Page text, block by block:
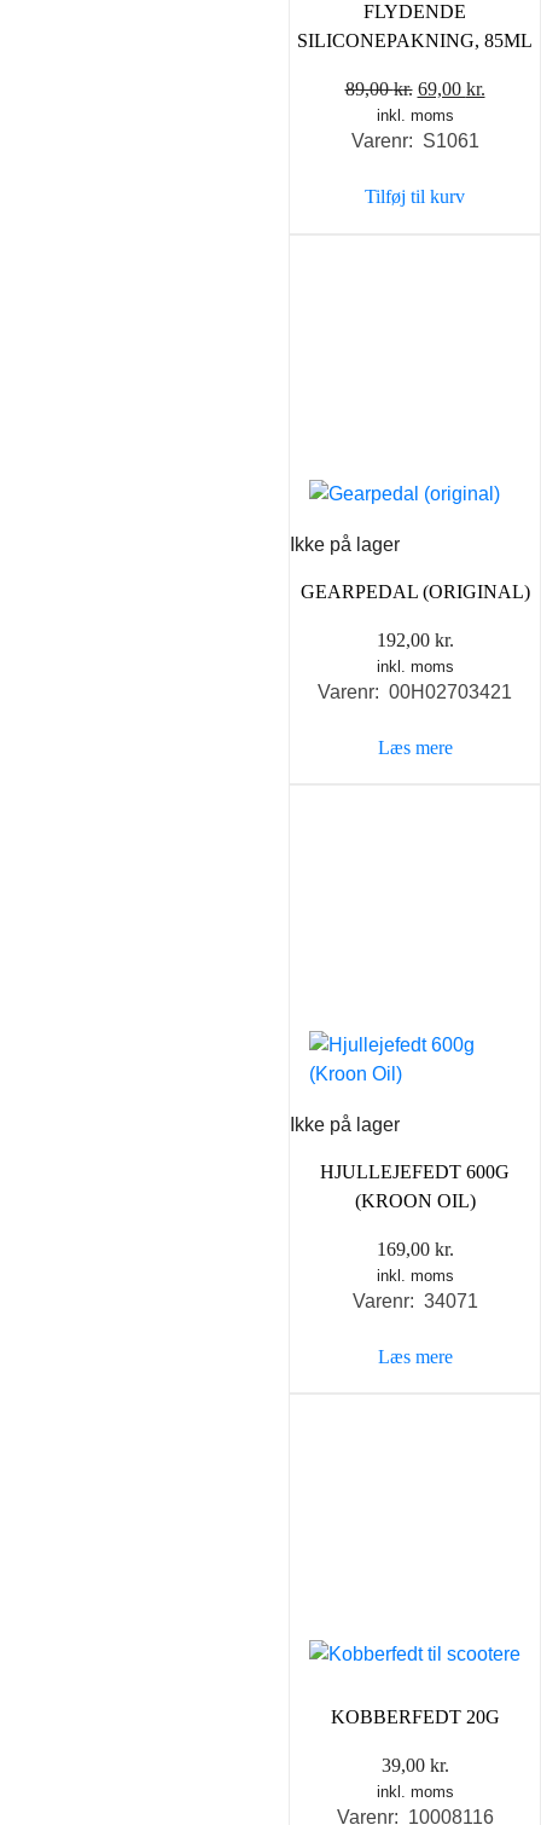
FLYDENDE
SILICONEPAKNING, 85ML
89,00kr. Den
oprindelige
pris
89,00 kr..
69,00 kr.
inkl. moms
Varenr: S1061
Tilføj til kurv
Ikke på lager
GEARPEDAL (ORIGINAL)
192,00 kr.
inkl. moms
Varenr: 00H02703421
Læs mere
Ikke på lager
HJULLEJEFEDT 600G
(KROON OIL)
169,00 kr.
inkl. moms
Varenr: 34071
Læs mere
KOBBERFEDT 20G
39,00 kr.
inkl. moms
Varenr: 10008116